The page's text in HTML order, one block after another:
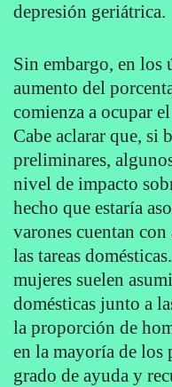
depresión geriátrica.
Sin embargo, en los
aumento del
comienza a ocupar
Cabe aclarar que, si
preliminares,
nivel de impacto
hecho que estaría
varones cuentan
las tareas
mujeres suelen
domésticas junto a
la proporción de
en la mayoría de los
grado de ayuda y